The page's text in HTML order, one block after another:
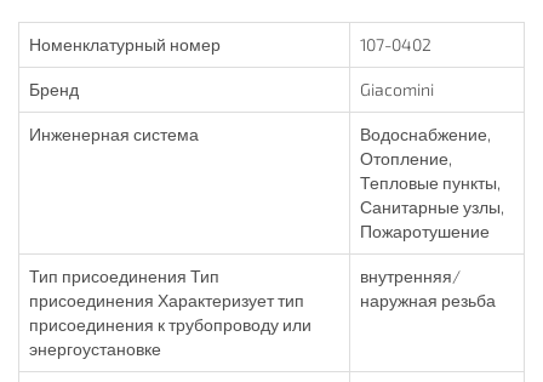
Номенклатурный номер 107-0402
Бренд Giacomini
Инженерная система
Водоснабжение,
Отопление,
Тепловые пункты,
Санитарные узлы,
Пожаротушение
Тип присоединения Тип
присоединения Характеризует тип
присоединения к трубопроводу или
энергоустановке
внутренняя/
наружная резьба